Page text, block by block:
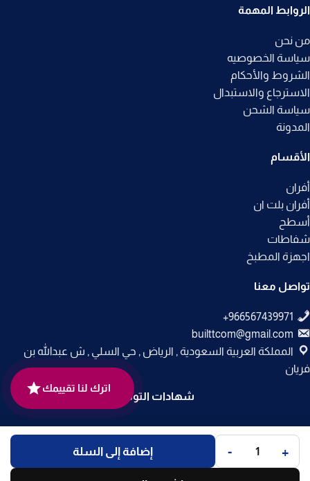
الروابط المهمة
من نحن
سياسة الخصوصيه
الشروط والأحكام
الاسترجاع والاستبدال
سياسة الشحن
المدونة
الأقسام
أفران
أفران بلت ان
أسطح
شفاطات
اجهزة المطبخ
تواصل معنا
builttcom@gmail.com
المملكة العربية السعودية , الرياض , حي السلي , ش عبدالله بن
فريان
شهادات التوثيق
جميع الحقوق محفوظة لـمتجر بلت إن© 2025.
تم التطوير بواسطةCode Times
. +
- إضافة إلى السلة
اترك لنا تقييمك